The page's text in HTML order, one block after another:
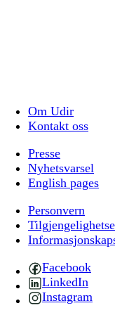
Om Udir
Kontakt oss
Presse
Nyhetsvarsel
English pages
Personvern
Facebook
LinkedIn
Instagram